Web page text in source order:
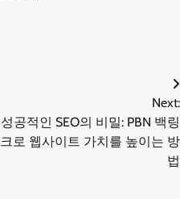
Next:
성공적인 SEO의 비밀: PBN 백링
크로 웹사이트 가치를 높이는 방
법